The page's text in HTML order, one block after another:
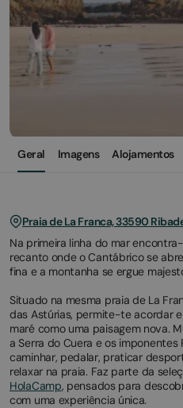
Geral Imagens Alojamentos
Praia de La Franca, 33590
Na primeira linha do mar
recanto onde o Cantábrico se
fina e a montanha se ergue
Situado na mesma praia de La
das Astúrias, permite-te acordar
maré como uma paisagem nova.
a Serra do Cuera e os
caminhar, pedalar, praticar
relaxar na praia. Faz parte da
HolaCamp, pensados para
com uma experiência única.